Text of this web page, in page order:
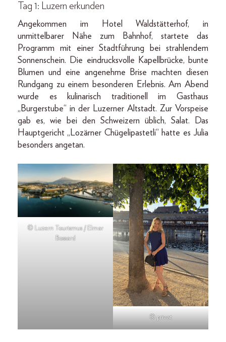
Tag 1: Luzern erkunden
Angekommen im Hotel Waldstätterhof, in
unmittelbarer Nähe zum Bahnhof, startete das
Programm mit einer Stadtführung bei strahlendem
Sonnenschein. Die eindrucksvolle Kapellbrücke, bunte
Blumen und eine angenehme Brise machten diesen
Rundgang zu einem besonderen Erlebnis. Am Abend
wurde es kulinarisch traditionell im Gasthaus
„Burgerstube“ in der Luzerner Altstadt. Zur Vorspeise
gab es, wie bei den Schweizern üblich, Salat. Das
Hauptgericht „Lozärner Chügelipastetli“ hatte es Julia
besonders angetan.
© Luzern Tourismus / Elmar
Bossard
© privat